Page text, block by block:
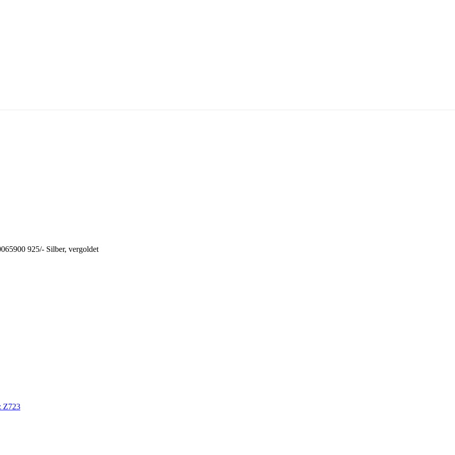
925/- Silber, vergoldet